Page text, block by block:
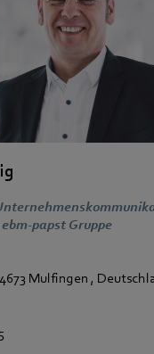
papst Gruppe
Mulfingen ,